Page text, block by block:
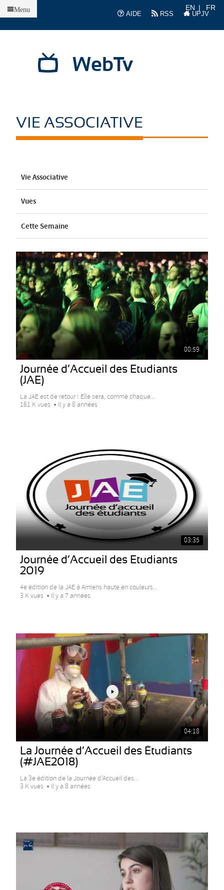
AIDE
RSS UPJV
EN FR
WebTv
Menu
VIE ASSOCIATIVE
Vie Associative
Vues
Cette Semaine
00:59
Journée d’Accueil des Etudiants
(JAE)
La JAE est de retour ! Elle sera, comme chaque...
161 K vues
Il y a 8 années
03:35
Journée d’Accueil des Etudiants
2019
4e édition de la JAE à Amiens haute en couleurs...
3 K vues
Il y a 7 années
04:18
La Journée d’Accueil des Étudiants
(#JAE2018)
La 3e édition de la Journée d’Accueil des...
3 K vues
Il y a 8 années